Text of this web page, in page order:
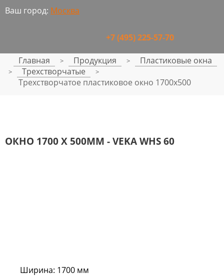
Ваш город: Москва
+7 (495) 225-57-70
Главная > Продукция > Пластиковые окна
> Трехстворчатые >
Трехстворчатое пластиковое окно 1700x500
ОКНО 1700 Х 500ММ - VEKA WHS 60
Ширина: 1700 мм